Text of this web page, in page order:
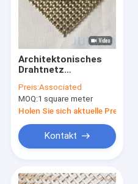
Architektonisches
Drahtnetz
Fassade mit
Farbbeschichtung
Preis:Associated
MOQ:1 square meter
Holen Sie sich aktuelle Preis
Kontakt